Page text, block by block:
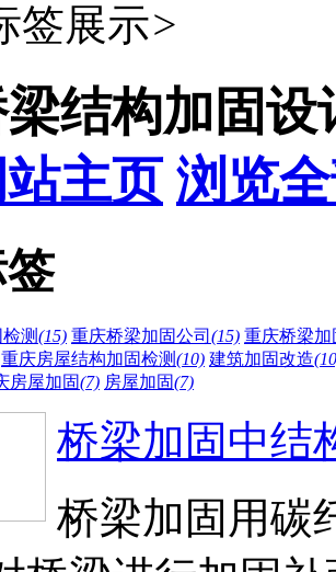
签展示>
结构加固设
主页 浏览
测(15) 重庆桥梁加固公司 (15) 重庆桥梁加
重庆房屋结构加固检测(10) 建筑加固改造
房屋加固(7) 房屋加固(7)
桥梁加固中结
桥梁加固用碳